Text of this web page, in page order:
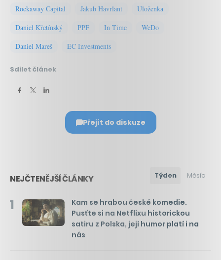
Rockaway Capital Jakub Havrlant
Uloženka
Daniel Křetínský
PPF In Time
WeDo
Daniel Mareš
EC Investments
Sdílet článek
Přejít do diskuze
NEJČTENĚJŠÍ ČLÁNKY Týden Měsíc
1
Kam se hrabou české komedie.
Pusťte si na Netflixu historickou
satiru z Polska, její humor platí i na
nás